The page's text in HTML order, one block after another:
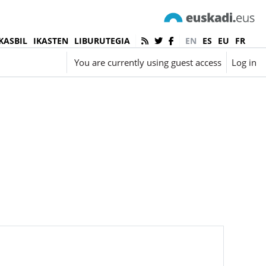
IKASTEN LIBURUTEGIA EN ES EU
FR
You are currently using guest access Log in